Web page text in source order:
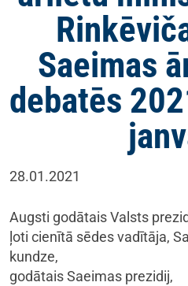
Saeimas
debatēs
28.01.2021
Augsti godātais Valsts
ļoti cienītā sēdes vadītāja,
kundze,
godātais Saeimas prezidij,